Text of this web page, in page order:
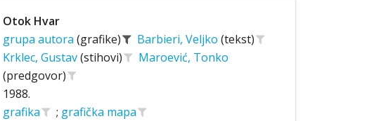
Otok Hvar
grupa autora (grafike) Barbieri, Veljko (tekst)
Krklec, Gustav(stihovi)
Maroević, Tonko
(predgovor)
1988.
grafika ; grafička mapa